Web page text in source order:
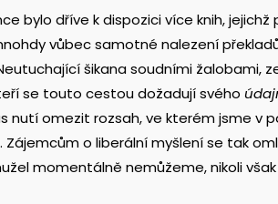
bylo dříve k dispozici více knih,
vůbec samotné nalezení
šikana soudními žalobami,
se touto cestou dožadují svého
nutí omezit rozsah, ve kterém jsme v
Zájemcům o liberální myšlení se tak
momentálně nemůžeme, nikoli